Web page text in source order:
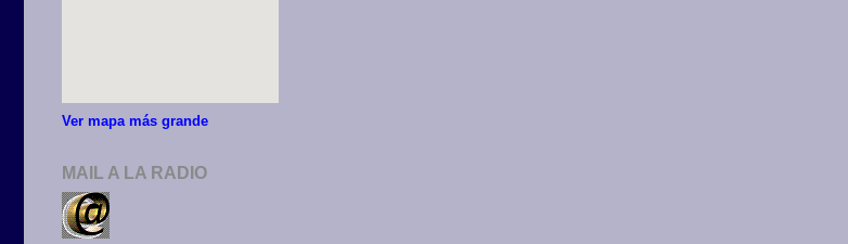
Ver mapa más grande
MAIL A LA RADIO